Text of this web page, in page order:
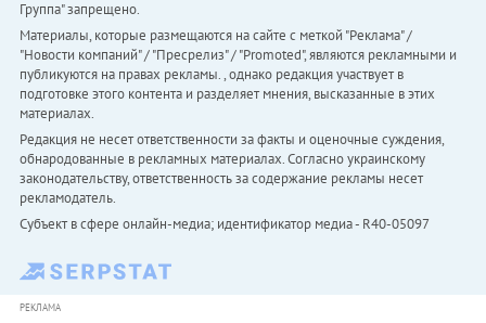
Группа" запрещено.
Материалы, которые размещаются на сайте с меткой "Реклама" /
"Новости компаний" / "Пресрелиз" / "Promoted", являются рекламными и
публикуются на правах рекламы. , однако редакция участвует в
подготовке этого контента и разделяет мнения, высказанные в этих
материалах.
Редакция не несет ответственности за факты и оценочные суждения,
обнародованные в рекламных материалах. Согласно украинскому
законодательству, ответственность за содержание рекламы несет
рекламодатель.
Субъект в сфере онлайн-медиа; идентификатор медиа - R40-05097
РЕКЛАМА